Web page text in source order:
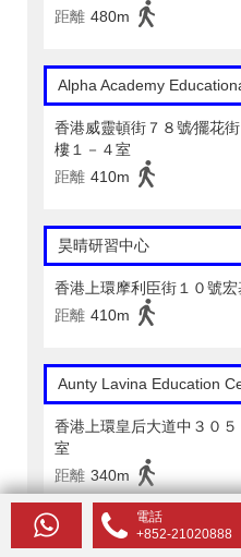
距離 480m
Alpha Academy
香港威靈頓街７８號∕擺花
樓１－４室
距離 410m
昊晴研習中心
香港上環摩利臣街１０號
距離 410m
Aunty Lavina Education
香港上環皇后大道中３０
室
距離 340m
清風白雲教育中心
電話
+852-21020888